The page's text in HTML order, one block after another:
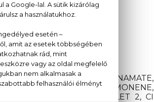
velúr
METHOXYCINNAMATE,
METHYLPARABEN, LIMONENE,
CI 60730/EXT.VIOLET 2, CI